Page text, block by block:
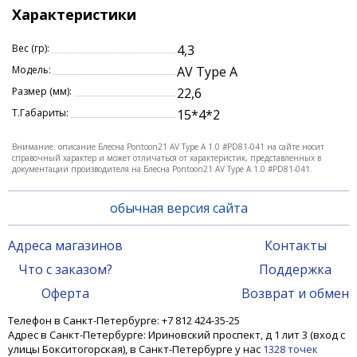
потоке. Модель быстро вступает в работу после
заброса, способна оставаться стабильной и
привлекательной при малой скорости анимации,
точный баланс допускает разнообразие вариантов
с потяжками, небольшим ускорением и
замедлением.
Блесна Pontoon 21 AV Type A отличается
для дальнего заброса, обладает хорошей
точностью укладки. Это обеспечивает возможность
обследовать обширные пространства, не меняя
места. Сбалансированные габариты лепестка и
фурнитуры в сочетании с частотой вращения
допускают применение на сложных участках с
обилием зарослей. Бросок в таких местах можно
выполнять без опасений, вращение лопасти не
Два первых размера блесны Pontoon 21 AV Type A
дополняют игровую динамику колебаниями,
Характеристики
Вес (гр): 4,3
Модель: AV Type A
Размер (мм): 22,6
Т.Габариты: 15*4*2
Внимание: описание Блесна Pontoon21 AV Type A 1.0 #PD81-041 на сайте носит
справочный характер и может отличаться от характеристик, представленных в
документации производителя на Блесна Pontoon21 AV Type A 1.0 #PD81-041.
обычная версия сайта
Адреса магазинов
Что с заказом?
Оферта
Контакты
Поддержка
Возврат и обмен
Телефон в Санкт-Петербурге: +7 812 424-35-25
Адрес в Санкт-Петербурге: Ириновский проспект, д 1 лит 3 (вход с
улицы Бокситогорская), в Санкт-Петербурге у нас 1328 точек